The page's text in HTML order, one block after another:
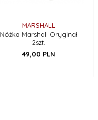
MARSHALL
Nóżka Marshall Oryginał
2szt.
49,00 PLN